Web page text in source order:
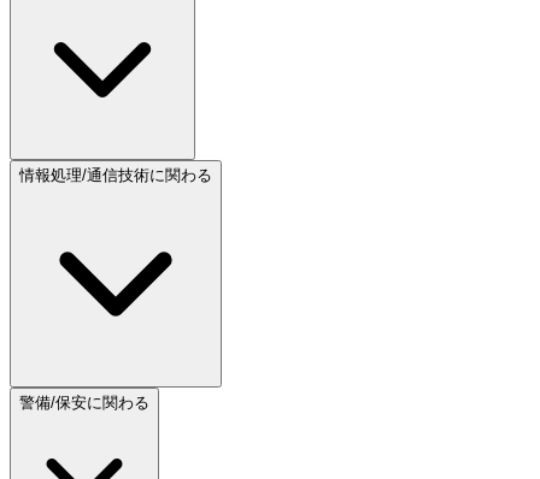
情報処理/通信技術に関わる
警備/保安に関わる